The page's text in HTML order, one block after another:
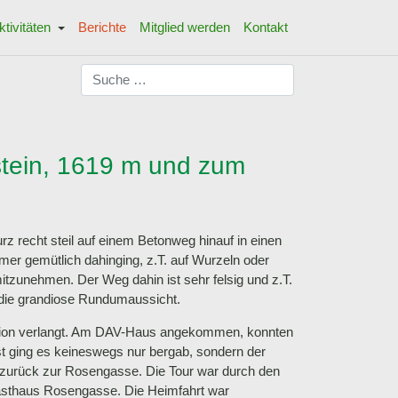
Berichte Mitglied werden Kontakt
Suchen
1619 m und zum
recht steil auf einem Betonweg hinauf in einen
gemütlich dahinging, z.T. auf Wurzeln oder
Der Weg dahin ist sehr felsig und z.T.
grandiose Rundumaussicht.
verlangt. Am DAV-Haus angekommen, konnten
ging es keineswegs nur bergab, sondern der
zur Rosengasse. Die Tour war durch den
Rosengasse. Die Heimfahrt war